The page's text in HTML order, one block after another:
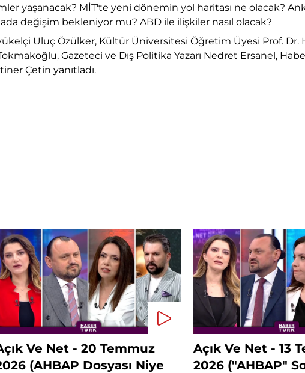
yaşanacak? MİT'te yeni dönemin yol haritası ne olacak?
değişim bekleniyor mu? ABD ile ilişkiler nasıl olacak?
Uluç Özülker, Kültür Üniversitesi Öğretim Üyesi Prof. Dr.
Gazeteci ve Dış Politika Yazarı Nedret Ersanel,
Çetin yanıtladı.
Ve Net - 20 Temmuz
(AHBAP Dosyası Niye
Açık Ve Net - 13
2026 ("AHBAP"